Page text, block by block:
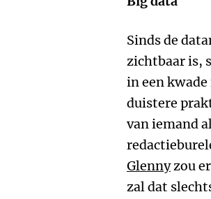
Sinds de
zichtbaar is,
in een
duistere
van iemand
Glennyzou
zal dat